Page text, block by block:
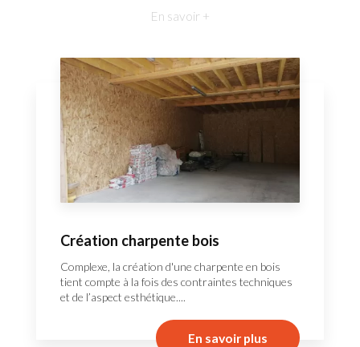
En savoir +
Création charpente bois
Complexe, la création d'une charpente en bois
tient compte à la fois des contraintes techniques
et de l’aspect esthétique....
En savoir plus